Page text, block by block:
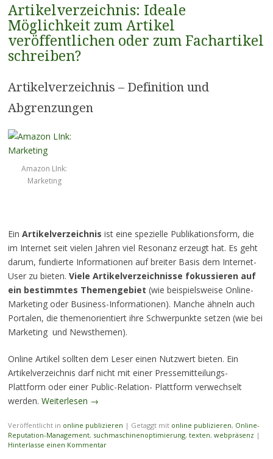
Artikelverzeichnis: Ideale
Möglichkeit zum Artikel
veröffentlichen oder zum Fachartikel
schreiben?
Artikelverzeichnis – Definition und
Abgrenzungen
Amazon LInk:
Marketing
Ein Artikelverzeichnis ist eine spezielle Publikationsform, die
im Internet seit vielen Jahren viel Resonanz erzeugt hat. Es geht
darum, fundierte Informationen auf breiter Basis dem Internet-
User zu bieten. Viele Artikelverzeichnisse fokussieren auf
ein bestimmtes Themengebiet (wie beispielsweise Online-
Marketing oder Business-Informationen). Manche ähneln auch
Portalen, die themenorientiert ihre Schwerpunkte setzen (wie bei
Marketing und Newsthemen).
Online Artikel sollten dem Leser einen Nutzwert bieten. Ein
Artikelverzeichnis darf nicht mit einer Pressemitteilungs-
Plattform oder einer Public-Relation- Plattform verwechselt
werden. Weiterlesen →
Veröffentlicht in online publizieren | Getaggt mit online publizieren, Online-
Reputation-Management, suchmaschinenoptimierung, texten, webpräsenz |
Hinterlasse einen Kommentar